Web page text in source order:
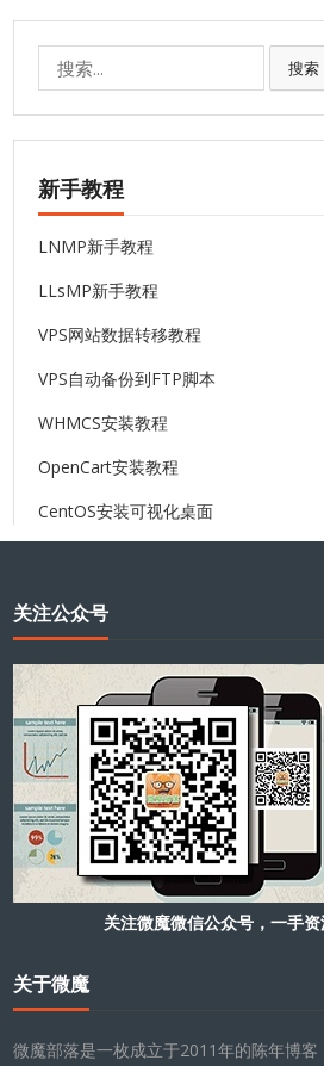
搜索
新手教程
LNMP新手教程
LLsMP新手教程
VPS网站数据转移教程
VPS自动备份到FTP脚本
WHMCS安装教程
OpenCart安装教程
CentOS安装可视化桌面
关注公众号
关注微魔微信公众号，一手资
关于微魔
微魔部落是一枚成立于2011年的陈年博